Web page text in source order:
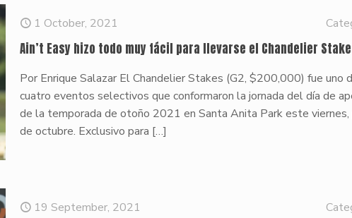
1 October, 2021
Ain’t Easy hizo todo muy fácil para llevarse el Chandelier
Por Enrique Salazar El Chandelier Stakes (G2, $200,000) fue uno
cuatro eventos selectivos que conformaron la jornada del día de
de la temporada de otoño 2021 en Santa Anita Park este viernes,
de octubre. Exclusivo para […]
19 September, 2021